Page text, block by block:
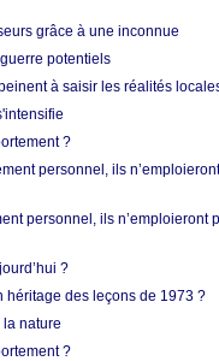
grâce à une inconnue
potentiels
à saisir les réalités
?
personnel, ils
personnel, ils n’emploieront
?
héritage des leçons de 1973 ?
nature
?